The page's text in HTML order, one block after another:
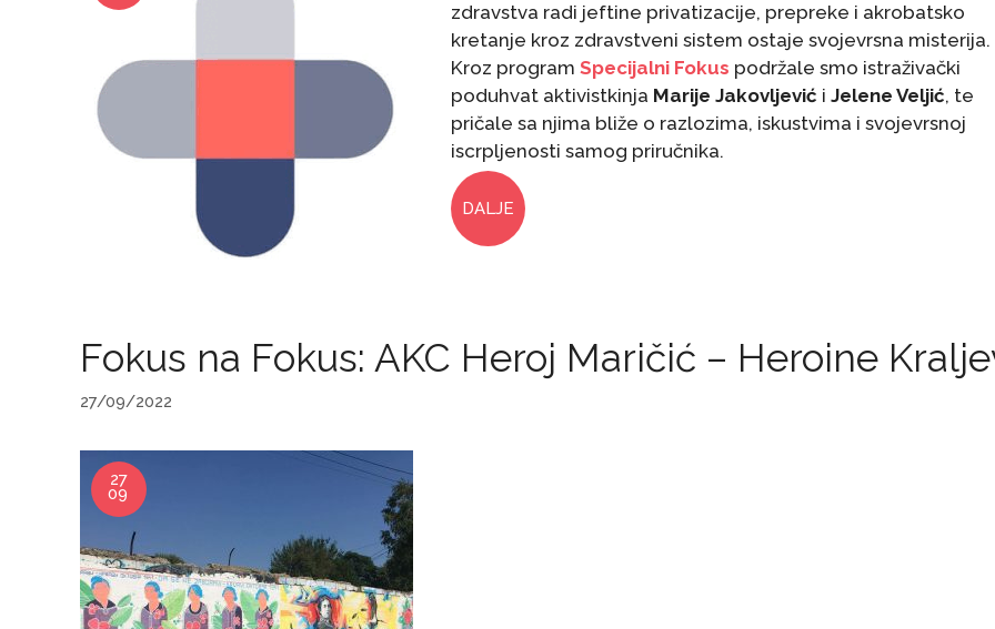
zdravstva radi jeftine privatizacije, prepreke i akrobatsko
kretanje kroz zdravstveni sistem ostaje svojevrsna misterija.
Kroz program Specijalni Fokus podržale smo istraživački
poduhvat aktivistkinja Marije Jakovljević i Jelene Veljić, te
pričale sa njima bliže o razlozima, iskustvima i svojevrsnoj
iscrpljenosti samog priručnika.
DALJE
Fokus na Fokus: AKC Heroj Maričić – Heroine
27/09/2022
27
09